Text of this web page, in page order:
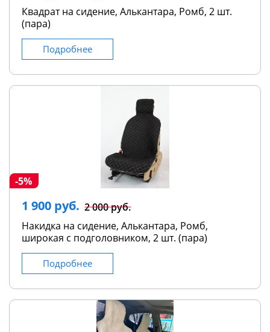
Квадрат на сидение, Алькантара, Ромб, 2 шт.
(пара)
Подробнее
-5%
1 900 руб. 2 000 руб.
Накидка на сидение, Алькантара, Ромб,
широкая с подголовником, 2 шт. (пара)
Подробнее